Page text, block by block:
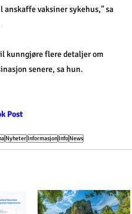
anskaffe vaksiner sykehus," sa
kunngjøre flere detaljer om
senere, sa hun.
Post
Nyheter Informasjon Info News